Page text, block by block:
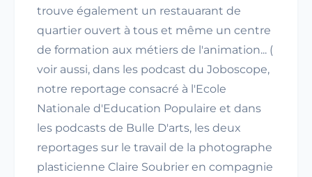
trouve également un restauarant de
quartier ouvert à tous et même un centre
de formation aux métiers de l'animation... (
voir aussi, dans les podcast du Joboscope,
notre reportage consacré à l'Ecole
Nationale d'Education Populaire et dans
les podcasts de Bulle D'arts, les deux
reportages sur le travail de la photographe
plasticienne Claire Soubrier en compagnie